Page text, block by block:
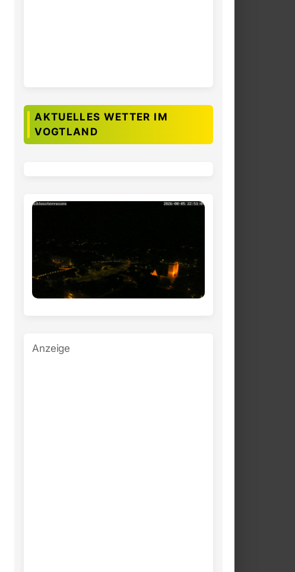
AKTUELLES WETTER IM
VOGTLAND
Anzeige